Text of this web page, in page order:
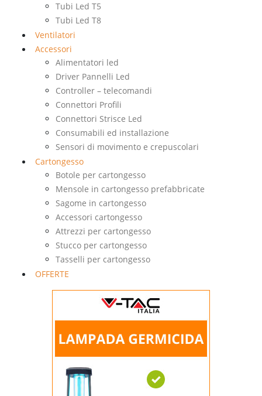
Tubi Led T5
Tubi Led T8
Ventilatori
Accessori
Alimentatori led
Driver Pannelli Led
Controller – telecomandi
Connettori Profili
Connettori Strisce Led
Consumabili ed installazione
Sensori di movimento e crepuscolari
Cartongesso
Botole per cartongesso
Mensole in cartongesso prefabbricate
Sagome in cartongesso
Accessori cartongesso
Attrezzi per cartongesso
Stucco per cartongesso
Tasselli per cartongesso
OFFERTE